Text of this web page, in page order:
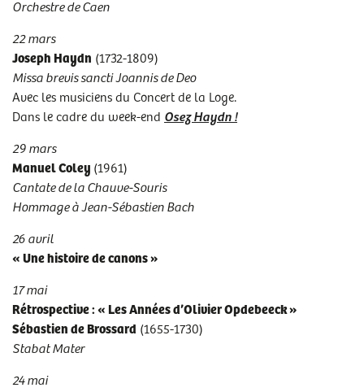
Orchestre de Caen
22 mars
Joseph Haydn (1732-1809)
Missa brevis sancti Joannis de Deo
Avec les musiciens du Concert de la Loge.
Dans le cadre du week-end Osez Haydn !
29 mars
Manuel Coley (1961)
Cantate de la Chauve-Souris
Hommage à Jean-Sébastien Bach
26 avril
« Une histoire de canons »
17 mai
Rétrospective : « Les Années d’Olivier Opdebeeck »
Sébastien de Brossard (1655-1730)
Stabat Mater
24 mai